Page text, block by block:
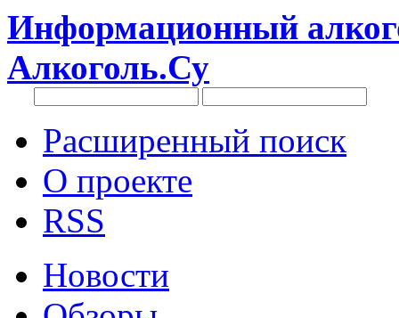
Информационный
Алкоголь.Су
Расширенный поиск
О проекте
RSS
Новости